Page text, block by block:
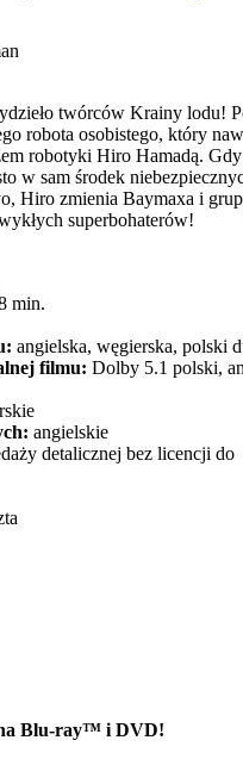
twórców Krainy lodu!
robota osobistego, który
robotyki Hiro Hamadą.
w sam środek
Hiro zmienia Baymaxa i
superbohaterów!
min.
angielska, węgierska, polski
filmu: Dolby 5.1 polski,
angielskie
detalicznej bez licencji do
na Blu-ray™ i DVD!